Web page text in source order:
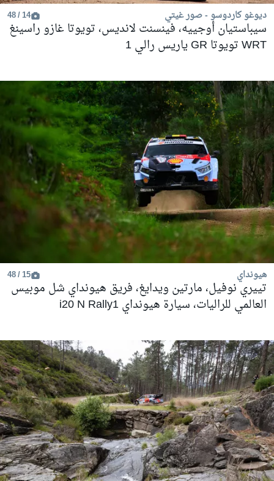
ديوغو كاردوسو - صور غيتي 14 / 48
سيباستيان أوجييه، فينسنت لانديس، تويوتا غازو راسينغ
WRT تويوتا GR ياريس رالي 1
هيونداي 15 / 48
تييري نوفيل، مارتين ويدايغ، فريق هيونداي شل موبيس
العالمي للراليات، سيارة هيونداي i20 N Rally1